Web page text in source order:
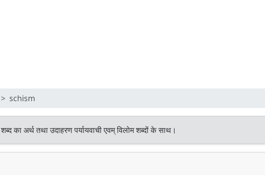
schism
शब्द का अर्थ तथा उदाहरण पर्यायवाची एवम् विलोम शब्दों के साथ।